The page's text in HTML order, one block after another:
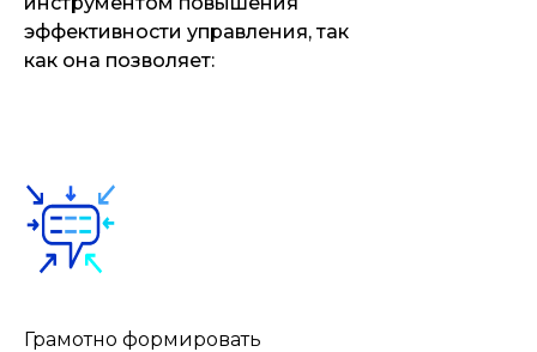
эффективности управления, так
как она позволяет:
Грамотно формировать